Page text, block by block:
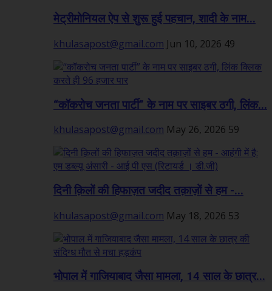
मेट्रीमोनियल ऐप से शुरू हुई पहचान, शादी के नाम...
khulasapost@gmail.com Jun 10, 2026 49
“कॉकरोच जनता पार्टी” के नाम पर साइबर ठगी, लिंक...
khulasapost@gmail.com May 26, 2026 59
दिनी क़िलों की हिफाज़त जदीद तक़ाज़ों से हम -...
khulasapost@gmail.com May 18, 2026 53
भोपाल में गाजियाबाद जैसा मामला, 14 साल के छात्र...